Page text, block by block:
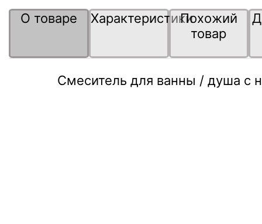
О товаре ХарактеристикиПохожий
товар
Смеситель для ванны / душа с